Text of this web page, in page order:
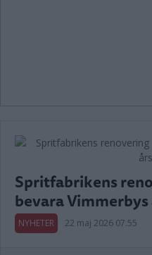
Spritfabrikens
bevara
NYHETER 22 maj 2026 07.55